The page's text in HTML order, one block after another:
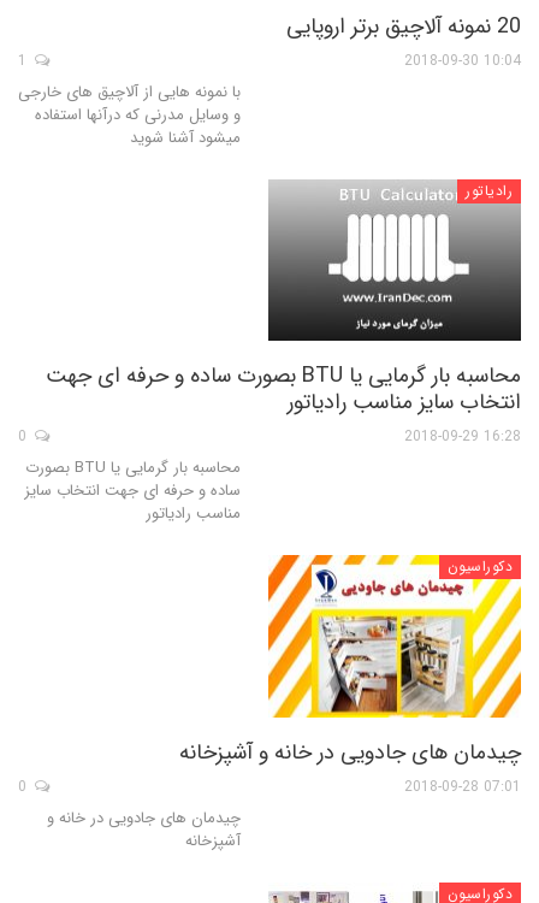
20 نمونه آلاچیق برتر اروپایی
10:04 2018-09-30
با نمونه هایی از آلاچیق های خارجی
و وسایل مدرنی که درآنها استفاده
میشود آشنا شوید
رادیاتور
محاسبه بار گرمایی یا BTU بصورت ساده و حرفه ای جهت
انتخاب سایز مناسب رادیاتور
16:28 2018-09-29
محاسبه بار گرمایی یا BTU بصورت
ساده و حرفه ای جهت انتخاب سایز
مناسب رادیاتور
دکوراسیون
چیدمان های جادویی در خانه و آشپزخانه
07:01 2018-09-28
چیدمان های جادویی در خانه و
آشپزخانه
دکوراسیون